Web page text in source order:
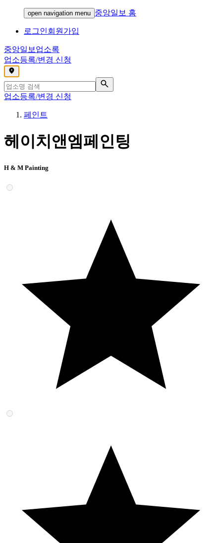
open navigation menu 중앙일보 홈
로그인회원가입
중앙일보 업소록
업소등록/변경 신청
,
업소등록/변경 신청
페인트
헤이치앤엠페인팅
H & M Painting